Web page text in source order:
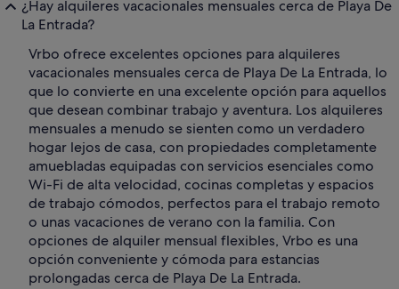
¿Hay alquileres vacacionales mensuales cerca de Playa De
La Entrada?
Vrbo ofrece excelentes opciones para alquileres
vacacionales mensuales cerca de Playa De La Entrada, lo
que lo convierte en una excelente opción para aquellos
que desean combinar trabajo y aventura. Los alquileres
mensuales a menudo se sienten como un verdadero
hogar lejos de casa, con propiedades completamente
amuebladas equipadas con servicios esenciales como
Wi-Fi de alta velocidad, cocinas completas y espacios
de trabajo cómodos, perfectos para el trabajo remoto
o unas vacaciones de verano con la familia. Con
opciones de alquiler mensual flexibles, Vrbo es una
opción conveniente y cómoda para estancias
prolongadas cerca de Playa De La Entrada.